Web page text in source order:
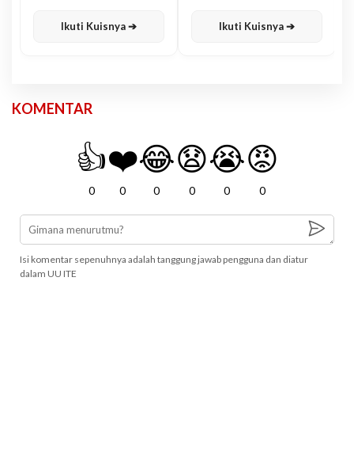
Ikuti Kuisnya ➔ Ikuti Kuisnya ➔
KOMENTAR
👍
0
❤️
0
😂
0
😧
0
😭
0
😡
0
Isi komentar sepenuhnya adalah tanggung jawab pengguna dan diatur
dalam UU ITE